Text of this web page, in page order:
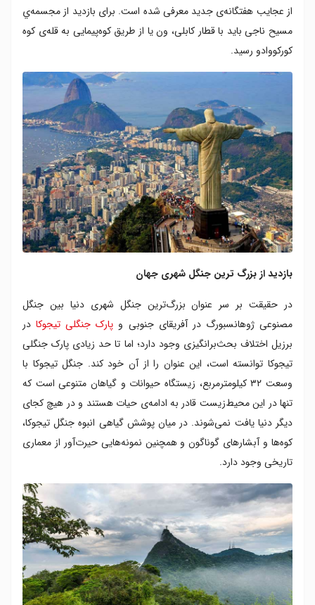
بهترین آلاچیق چینی خارج از مرزهای چین
از عجایب هفتگانه‌ی جدید معرفی شده است. برای بازدید از مجسمه‌ي
مسیح ناجی باید با قطار کابلی، ون یا از طریق کوه‌پیمایی به قله‌ی کوه
کورکووادو رسید.
بازدید از بزرگ ترین جنگل شهری جهان
در حقیقت بر سر عنوان بزرگ‌ترین جنگل شهری دنیا بین جنگل
مصنوعی ژوهانسبورگ در آفریقای جنوبی و پارک جنگلی تیجوکادر
برزیل اختلاف بحث‌برانگیزی وجود دارد؛ اما تا حد زیادی پارک جنگلی
تیجوکا توانسته است، این عنوان را از آن خود کند. جنگل تیجوکا با
وسعت ۳۲ کیلومترمربع، زیستگاه حیوانات و گیاهان متنوعی است که
تنها در این محیط‌زیست قادر به ادامه‌ی حیات هستند و در هیچ کجای
دیگر دنیا یافت نمی‌شوند. در میان پوشش گیاهی انبوه جنگل تیجوکا،
کوه‌ها و آبشارهای گوناگون و همچنین نمونه‌هایی حیرت‌آور از معماری
تاریخی وجود دارد.